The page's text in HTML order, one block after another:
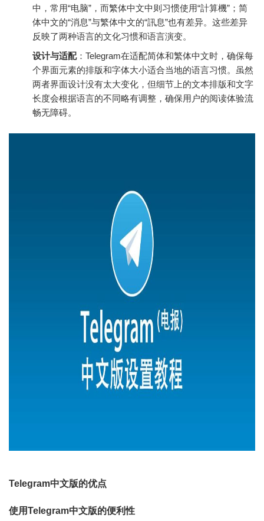
中，常用“电脑”，而繁体中文中则习惯使用“計算機”；简
体中文的“消息”与繁体中文的“訊息”也有差异。这些差异
反映了两种语言的文化习惯和语言演变。
设计与适配：Telegram在适配简体和繁体中文时，确保每
个界面元素的排版和字体大小适合当地的语言习惯。虽然
两者界面设计没有太大变化，但细节上的文本排版和文字
长度会根据语言的不同略有调整，确保用户的阅读体验流
畅无障碍。
Telegram中文版的优点
使用Telegram中文版的便利性